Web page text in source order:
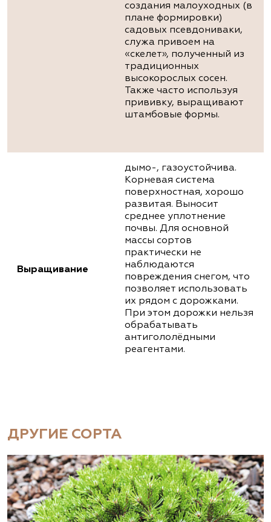
создания малоуходных (в
плане формировки)
садовых псевдониваки,
служа привоем на
«скелет», полученный из
традиционных
высокорослых сосен.
Также часто используя
прививку, выращивают
штамбовые формы.
Выращивание
дымо-, газоустойчива.
Корневая система
поверхностная, хорошо
развитая. Выносит
среднее уплотнение
почвы. Для основной
массы сортов
практически не
наблюдаются
повреждения снегом, что
позволяет использовать
их рядом с дорожками.
При этом дорожки нельзя
обрабатывать
антигололёдными
реагентами.
ДРУГИЕ СОРТА